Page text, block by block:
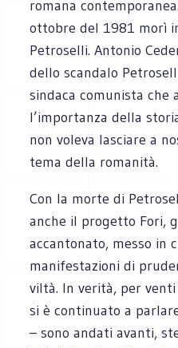
romana
ottobre del 1981 morì
Petroselli. Antonio
dello scandalo
sindaca comunista che
l’importanza della
non voleva lasciare a
tema della romanità.
Con la morte di
anche il progetto Fori,
accantonato, messo in
manifestazioni di
viltà. In verità, per
si è continuato a
– sono andati avanti,